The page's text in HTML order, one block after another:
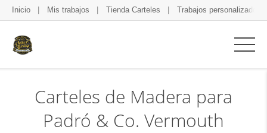
Inicio Mis trabajos Tienda Carteles Trabajos personalizados
Carteles de Madera para
Padró & Co. Vermouth